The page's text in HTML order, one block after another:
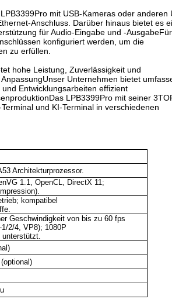
mit USB-Kameras oder anderen
Anschluss. Darüber hinaus bietet es
für Audio-Eingabe und -AusgabeFür
konfiguriert werden, um die
zu erfüllen.
hohe Leistung, Zuverlässigkeit und
Unternehmen bietet
Entwicklungsarbeiten effizient
LPB3399Pro mit seiner
und KI-Terminal in verschiedenen
Architekturprozessor.
1.1, OpenCL, DirectX 11;
kompatibel
Geschwindigkeit von bis zu 60 fps
2/4, VP8); 1080P
unterstützt.